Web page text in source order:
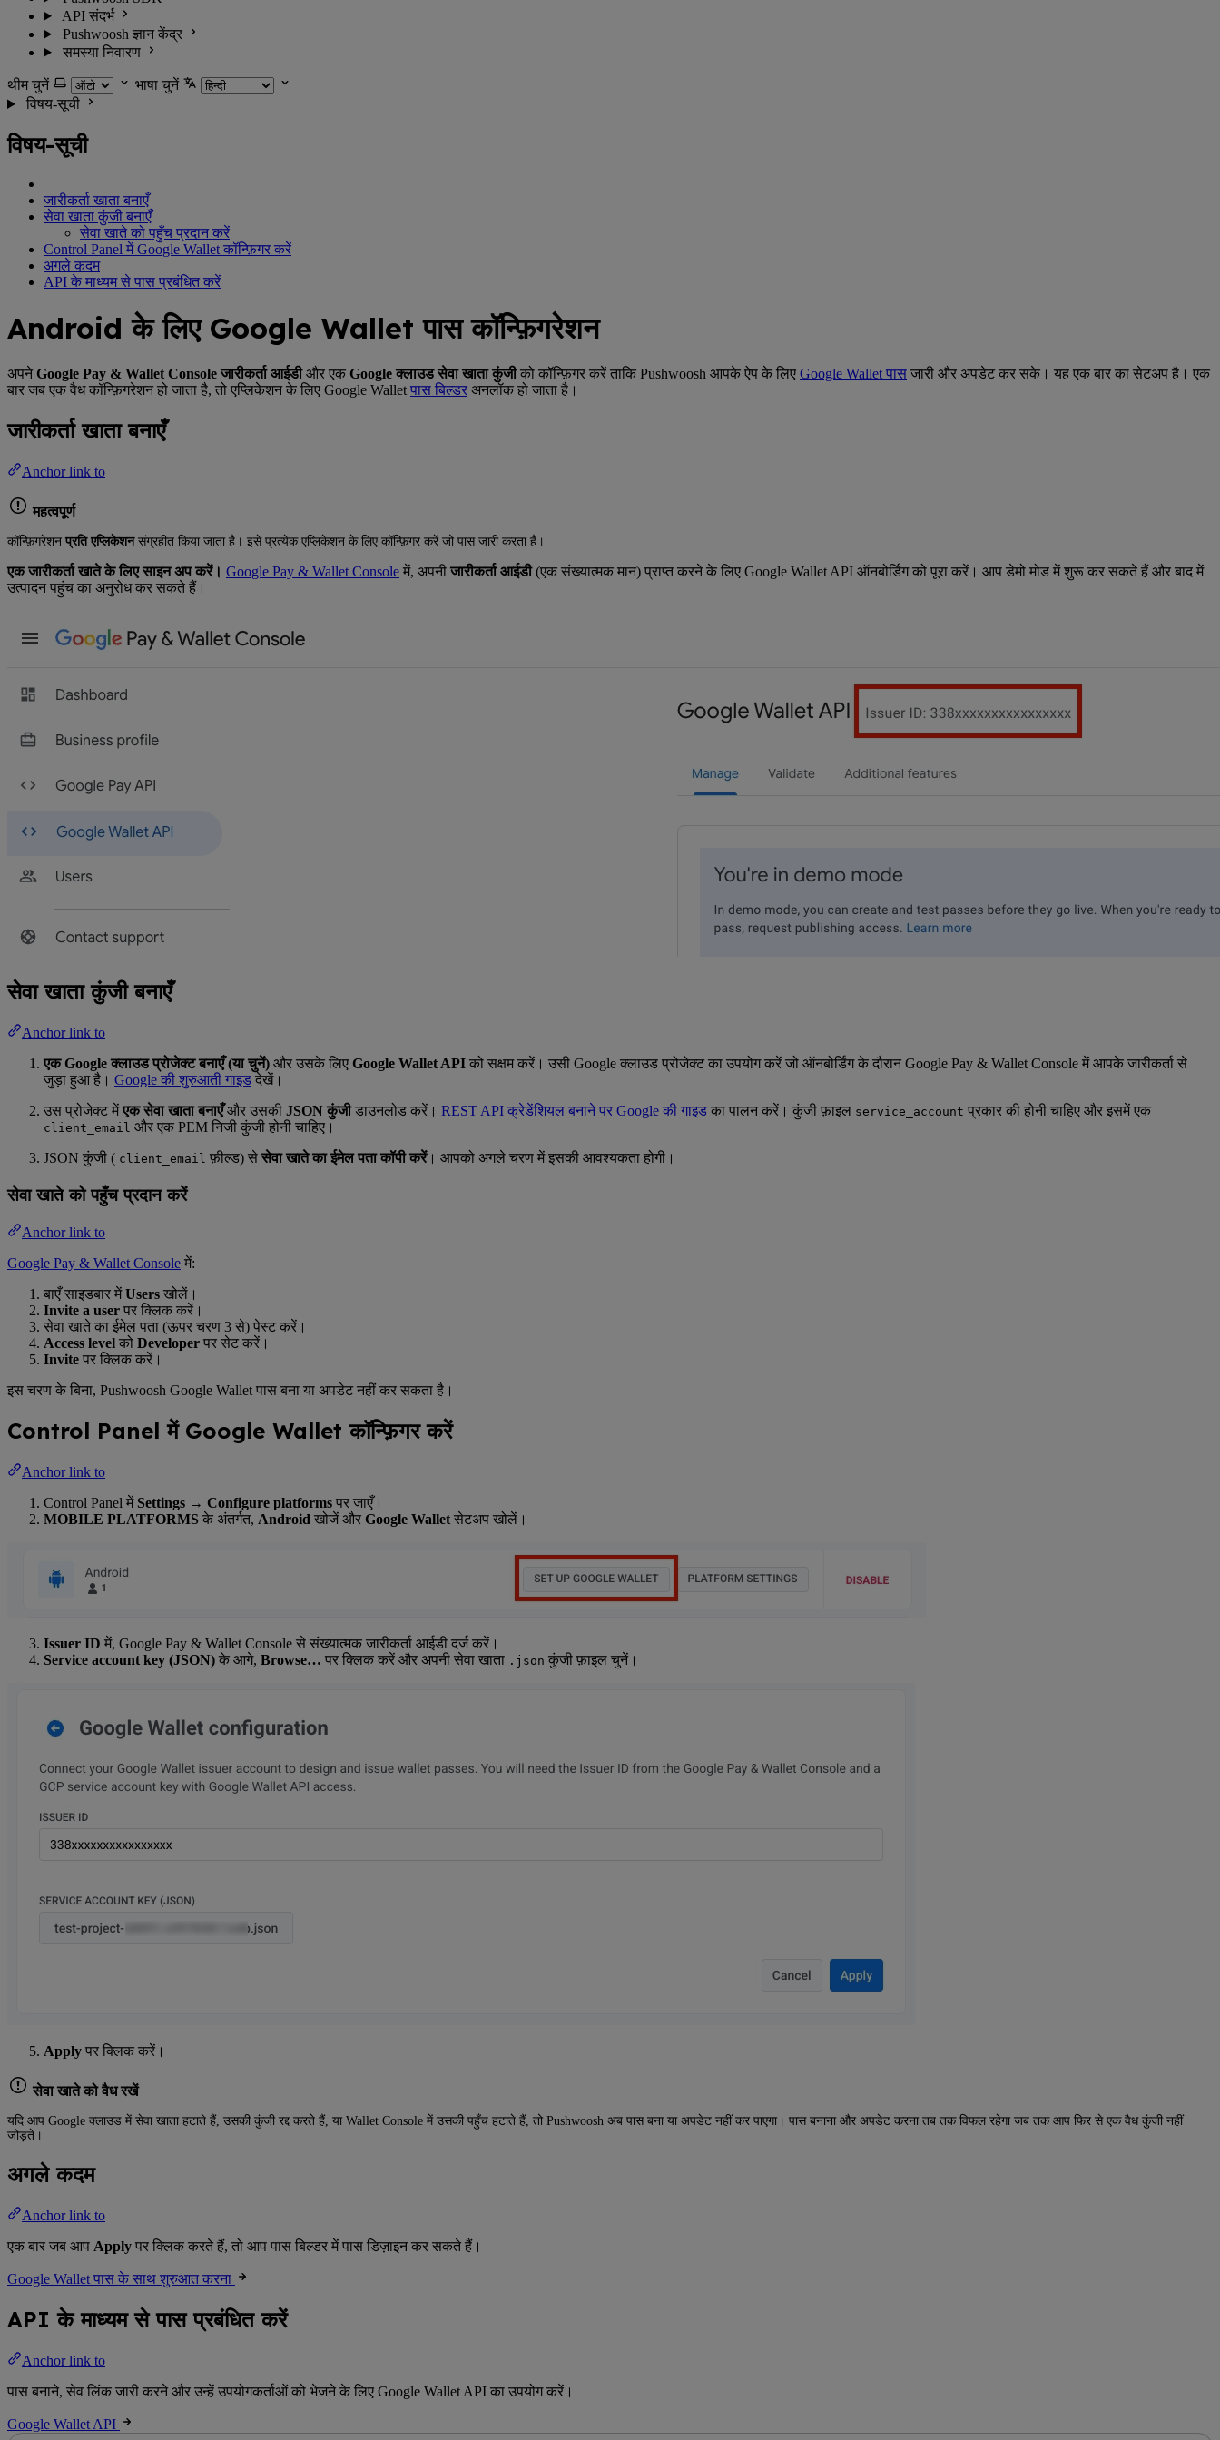
API संदर्भ
Pushwoosh ज्ञान केंद्र
समस्या निवारण
थीम चुनें
भाषा चुनें
विषय-सूची
विषय-सूची
जारीकर्ता खाता बनाएँ
सेवा खाता कुंजी बनाएँ
सेवा खाते को पहुँच प्रदान करें
Control Panel में Google Wallet कॉन्फ़िगर करें
अगले कदम
API के माध्यम से पास प्रबंधित करें
Android के लिए Google Wallet पास कॉन्फ़िगरेशन
अपनेGoogle Pay & Wallet Console जारीकर्ता आईडीऔर एक Google क्लाउड सेवा खाता कुंजीको कॉन्फ़िगर करें ताकि Pushwoosh आपके ऐप के लिए Google Wallet पास जारी और अपडेट कर सके। यह एक बार का सेटअप है। एक
बार जब एक वैध कॉन्फ़िगरेशन हो जाता है, तो एप्लिकेशन के लिए Google Wallet पास बिल्डर अनलॉक हो जाता है।
जारीकर्ता खाता बनाएँ
Anchor link to
महत्वपूर्ण
कॉन्फ़िगरेशन प्रति एप्लिकेशनसंग्रहीत किया जाता है। इसे प्रत्येक एप्लिकेशन के लिए कॉन्फ़िगर करें जो पास जारी करता है।
एक जारीकर्ता खाते के लिए साइन अप करें। Google Pay & Wallet Console में, अपनी जारीकर्ता आईडी(एक संख्यात्मक मान) प्राप्त करने के लिए Google Wallet API ऑनबोर्डिंग को पूरा करें। आप डेमो मोड में शुरू कर सकते हैं और बाद में
उत्पादन पहुंच का अनुरोध कर सकते हैं।
सेवा खाता कुंजी बनाएँ
Anchor link to
एक Google क्लाउड प्रोजेक्ट बनाएँ (या चुनें) और उसके लिए Google Wallet API को सक्षम करें। उसी Google क्लाउड प्रोजेक्ट का उपयोग करें जो ऑनबोर्डिंग के दौरान Google Pay & Wallet Console में आपके जारीकर्ता से
जुड़ा हुआ है। Google की शुरुआती गाइड देखें।
उस प्रोजेक्ट मेंएक सेवा खाता बनाएँऔर उसकी JSON कुंजीडाउनलोड करें। REST API क्रेडेंशियल बनाने पर Google की गाइड का पालन करें। कुंजी फ़ाइल service_account प्रकार की होनी चाहिए और इसमें एक
client_email और एक PEM निजी कुंजी होनी चाहिए।
JSON कुंजी ( client_email फ़ील्ड) से सेवा खाते का ईमेल पता कॉपी करें। आपको अगले चरण में इसकी आवश्यकता होगी।
सेवा खाते को पहुँच प्रदान करें
Anchor link to
Google Pay & Wallet Console में:
बाएँ साइडबार मेंUsers खोलें।
Invite a user पर क्लिक करें।
सेवा खाते का ईमेल पता (ऊपर चरण 3 से) पेस्ट करें।
Access level को Developer पर सेट करें।
Invite पर क्लिक करें।
इस चरण के बिना, Pushwoosh Google Wallet पास बना या अपडेट नहीं कर सकता है।
Control Panel में Google Wallet कॉन्फ़िगर करें
Anchor link to
Control Panel में Settings → Configure platforms पर जाएँ।
MOBILE PLATFORMS के अंतर्गत, Android खोजें और Google Wallet सेटअप खोलें।
Issuer ID में, Google Pay & Wallet Console से संख्यात्मक जारीकर्ता आईडी दर्ज करें।
Service account key (JSON) के आगे, Browse… पर क्लिक करें और अपनी सेवा खाता .json कुंजी फ़ाइल चुनें।
Apply पर क्लिक करें।
सेवा खाते को वैध रखें
यदि आप Google क्लाउड में सेवा खाता हटाते हैं, उसकी कुंजी रद्द करते हैं, या Wallet Console में उसकी पहुँच हटाते हैं, तो Pushwoosh अब पास बना या अपडेट नहीं कर पाएगा। पास बनाना और अपडेट करना तब तक विफल रहेगा जब तक आप फिर से एक वैध कुंजी नहीं
जोड़ते।
अगले कदम
Anchor link to
एक बार जब आप Apply पर क्लिक करते हैं, तो आप पास बिल्डर में पास डिज़ाइन कर सकते हैं।
Google Wallet पास के साथ शुरुआत करना
API के माध्यम से पास प्रबंधित करें
Anchor link to
पास बनाने, सेव लिंक जारी करने और उन्हें उपयोगकर्ताओं को भेजने के लिए Google Wallet API का उपयोग करें।
Google Wallet API